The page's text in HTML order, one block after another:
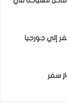
إلي جورجيا
سفر